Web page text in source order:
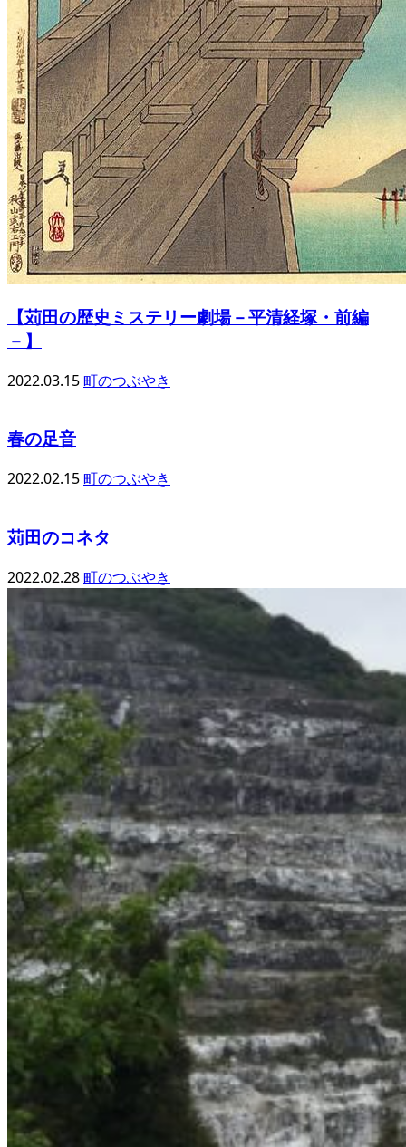
【苅田の歴史ミステリー劇場－平清経塚・前編
－】
2022.03.15町のつぶやき
春の足音
2022.02.15町のつぶやき
苅田のコネタ
2022.02.28町のつぶやき